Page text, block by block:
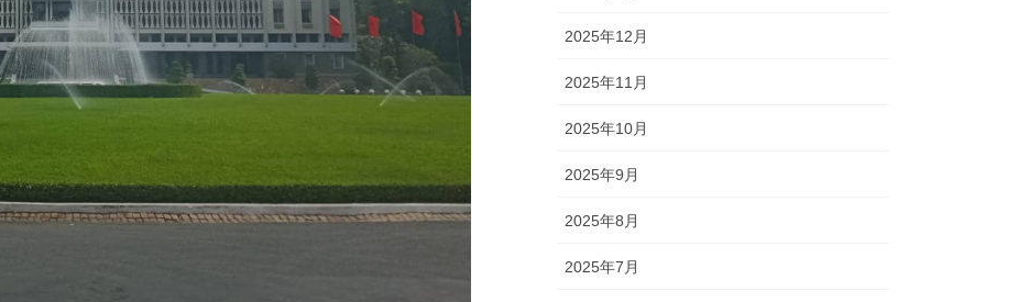
2025年12月
2025年11月
2025年10月
2025年9月
2025年8月
2025年7月